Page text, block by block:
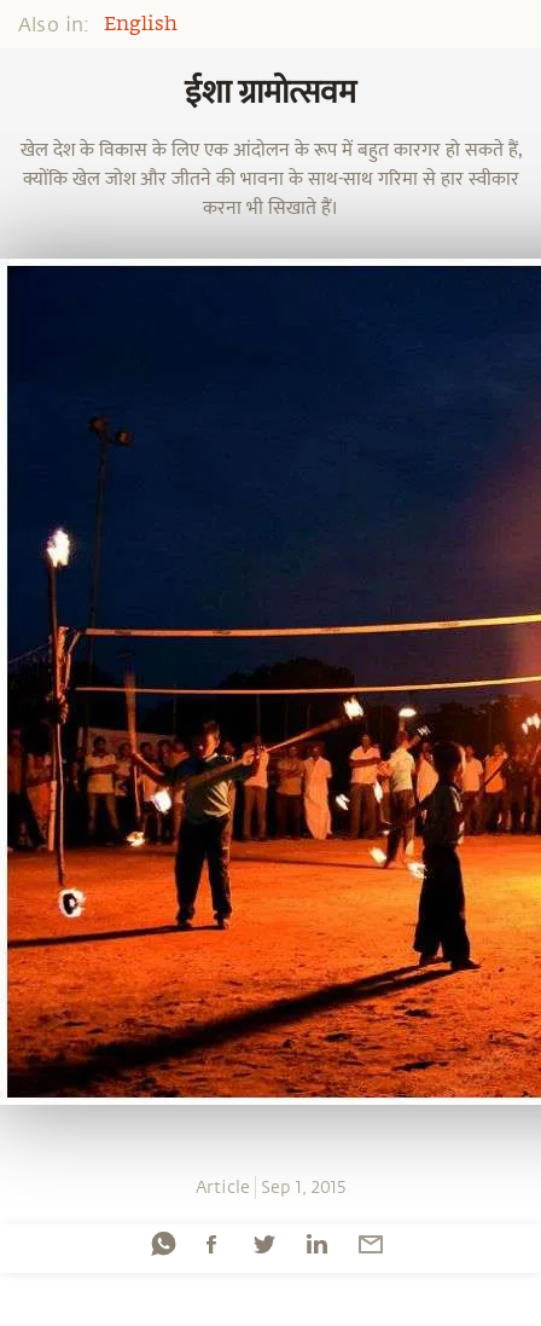
Also in: English
ईशा ग्रामोत्सवम
खेल देश के विकास के लिए एक आंदोलन के रूप में बहुत कारगर हो सकते हैं,
क्योंकि खेल जोश और जीतने की भावना के साथ-साथ गरिमा से हार स्वीकार
करना भी सिखाते हैं।
Article Sep 1, 2015